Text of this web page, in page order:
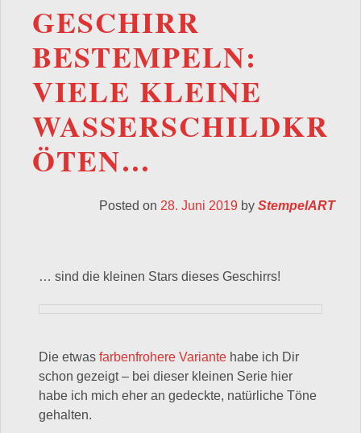
GESCHIRR
BESTEMPELN:
VIELE KLEINE
WASSERSCHILDKR
ÖTEN…
Posted on 28. Juni 2019 by StempelART
… sind die kleinen Stars dieses Geschirrs!
Die etwas farbenfrohere Variante habe ich Dir
schon gezeigt – bei dieser kleinen Serie hier
habe ich mich eher an gedeckte, natürliche Töne
gehalten.